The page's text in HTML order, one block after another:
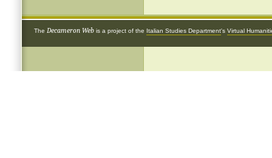
The Decameron Web is a project of the Italian Studies Department's Virtual